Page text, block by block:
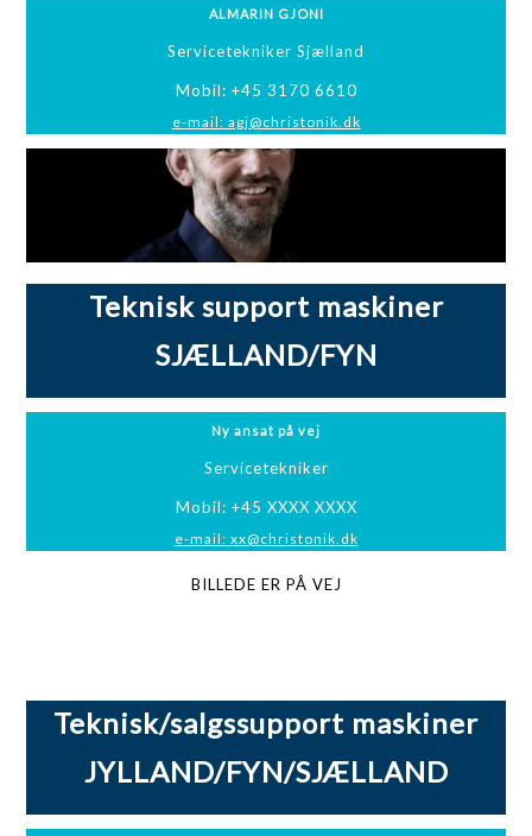
ALMARIN GJONI
Servicetekniker Sjælland
Mobil: +45 3170 6610
e-mail: agj@christonik.dk
Teknisk support maskiner
SJÆLLAND/FYN
Ny ansat på vej
Servicetekniker
Mobil: +45 XXXX XXXX
e-mail: xx@christonik.dk
BILLEDE ER PÅ VEJ
Teknisk/salgssupport maskiner
JYLLAND/FYN/SJÆLLAND